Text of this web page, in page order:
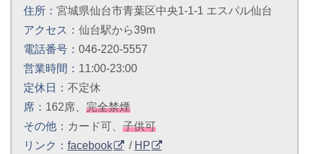
住所： 宮城県仙台市青葉区中央1-1-1 エスパル仙台
アクセス： 仙台駅から39m
電話番号： 046-220-5557
営業時間： 11:00-23:00
定休日： 不定休
席： 162席、 完全禁煙
その他： カード可、 子供可
リンク： facebook / HP